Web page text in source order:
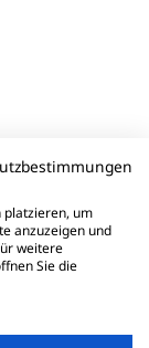
platzieren, um
anzuzeigen und
weitere
Sie die